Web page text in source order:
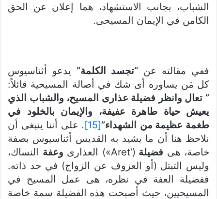
الشباب، بجانب الاستشهاد، هما إعلان عن الحق
الكامن في الإيمان المسيحى.
ففي مقالته عن “تجسد الكلمة” يدعو أثناسيوس
كل مَن يساوره أى شك في أصالة المسيحية قائلاً:
” تعال وانظر فضيلة عذارى المسيح، والشباب الذي
يعيش حياة طاهرة عفيفة، والإيمان بالخلود في
طغمة عظيمة من
الشهداء”[15]
. على أننا ينبغى أن
نلاحظ هنا أن ما يشيد به القديس أثناسيوس بصفة
خاصة، هى فضيلة (‘Aret») العذارى وعفة النساك،
وليس التبتل (أو العزوف عن الزواج) في حد ذاته.
ففضيلة العفة في نظره، هى عمل المسيح في
المسيحيين، حيث أصبحت هذه الفضيلة سمة خاصة